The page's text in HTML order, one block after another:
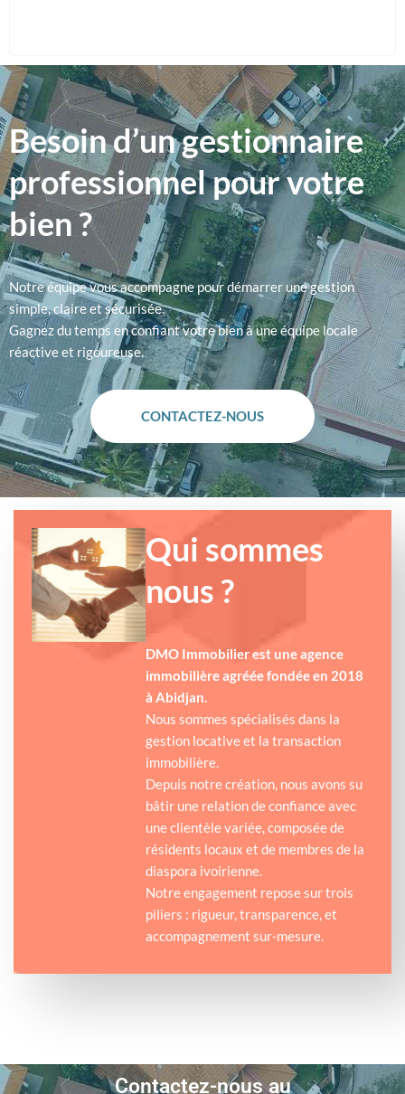
Besoin d’un gestionnaire
professionnel pour votre
bien ?
Notre équipe vous accompagne pour démarrer une gestion
simple, claire et sécurisée.
Gagnez du temps en confiant votre bien à une équipe locale
réactive et rigoureuse.
CONTACTEZ-NOUS
Qui sommes
nous ?
DMO Immobilier est une agence
immobilière agréée fondée en 2018
à Abidjan.
Nous sommes spécialisés dans la
gestion locative et la transaction
immobilière.
Depuis notre création, nous avons su
bâtir une relation de confiance avec
une clientèle variée, composée de
résidents locaux et de membres de la
diaspora ivoirienne.
Notre engagement repose sur trois
piliers : rigueur, transparence, et
accompagnement sur-mesure.
Contactez-nous au